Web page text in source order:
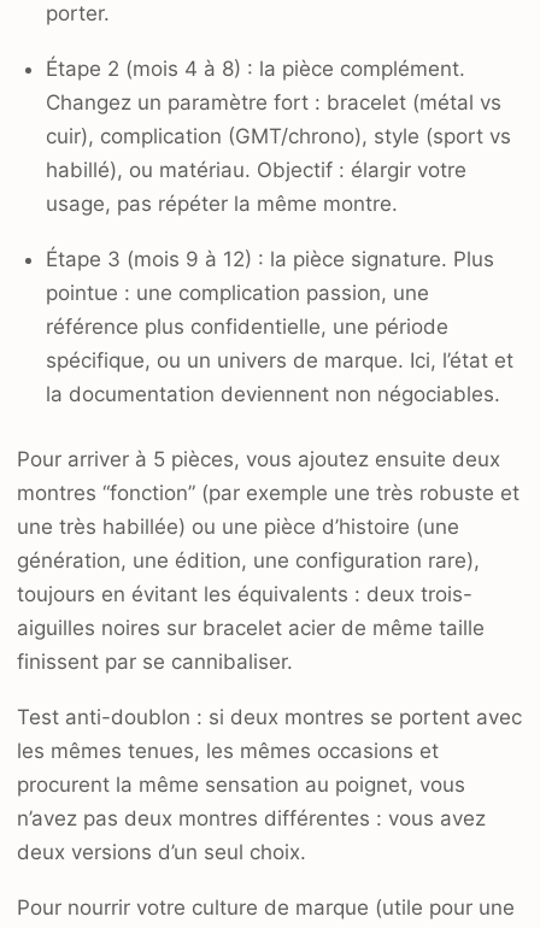
porter.
Étape 2 (mois 4 à 8) : la pièce complément.
Changez un paramètre fort : bracelet (métal vs
cuir), complication (GMT/chrono), style (sport vs
habillé), ou matériau. Objectif : élargir votre
usage, pas répéter la même montre.
Étape 3 (mois 9 à 12) : la pièce signature. Plus
pointue : une complication passion, une
référence plus confidentielle, une période
spécifique, ou un univers de marque. Ici, l’état et
la documentation deviennent non négociables.
Pour arriver à 5 pièces, vous ajoutez ensuite deux
montres “fonction” (par exemple une très robuste et
une très habillée) ou une pièce d’histoire (une
génération, une édition, une configuration rare),
toujours en évitant les équivalents : deux trois-
aiguilles noires sur bracelet acier de même taille
finissent par se cannibaliser.
Test anti-doublon : si deux montres se portent avec
les mêmes tenues, les mêmes occasions et
procurent la même sensation au poignet, vous
n’avez pas deux montres différentes : vous avez
deux versions d’un seul choix.
Pour nourrir votre culture de marque (utile pour une